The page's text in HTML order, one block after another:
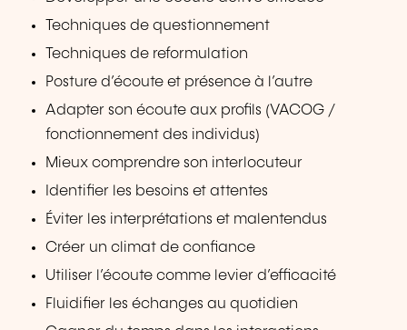
Techniques de questionnement
Techniques de reformulation
Posture d’écoute et présence à l’autre
Adapter son écoute aux profils (VACOG /
fonctionnement des individus)
Mieux comprendre son interlocuteur
Identifier les besoins et attentes
Éviter les interprétations et malentendus
Créer un climat de confiance
Utiliser l’écoute comme levier d’efficacité
Fluidifier les échanges au quotidien